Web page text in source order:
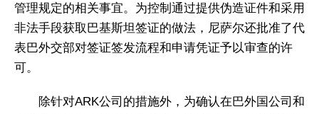
管理规定的相关事宜。为控制通过提供伪造证件和采用
非法手段获取巴基斯坦签证的做法，尼萨尔还批准了代
表巴外交部对签证签发流程和申请凭证予以审查的许
可。
除针对ARK公司的措施外，为确认在巴外国公司和